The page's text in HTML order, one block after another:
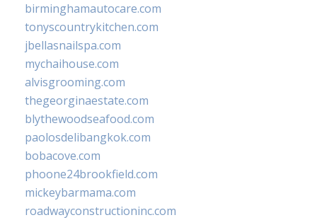
birminghamautocare.com
tonyscountrykitchen.com
jbellasnailspa.com
mychaihouse.com
alvisgrooming.com
thegeorginaestate.com
blythewoodseafood.com
paolosdelibangkok.com
bobacove.com
phoone24brookfield.com
mickeybarmama.com
roadwayconstructioninc.com